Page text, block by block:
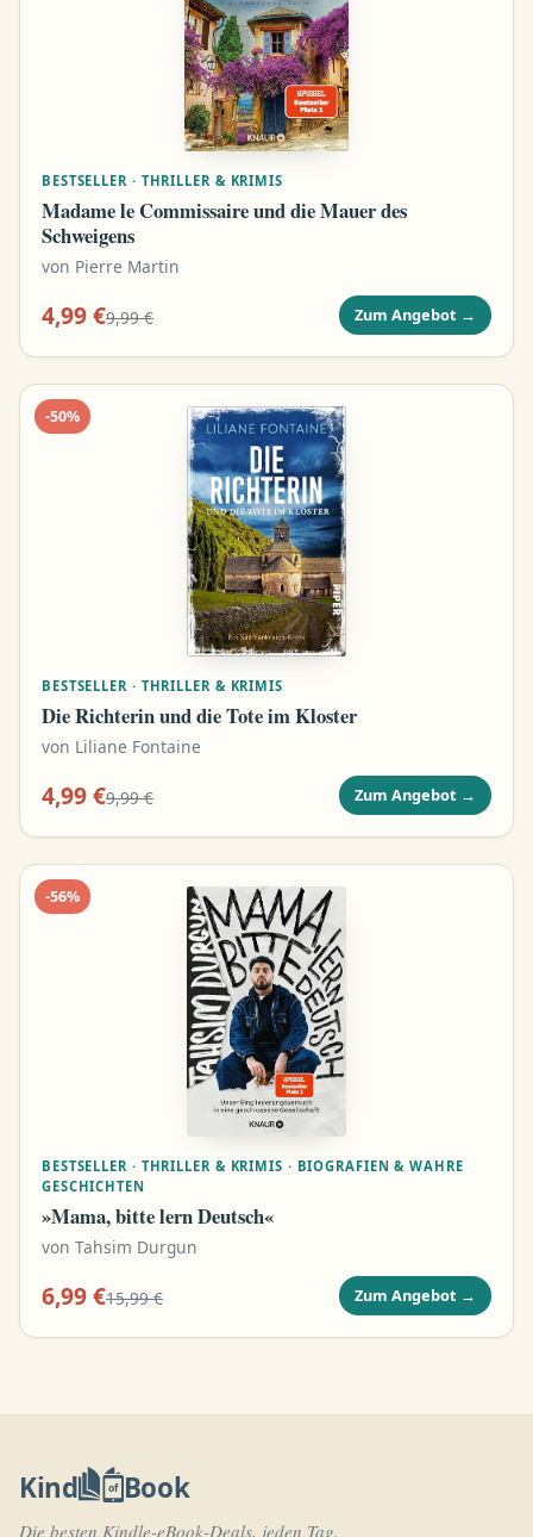
BESTSELLER · THRILLER & KRIMIS
Madame le Commissaire und die Mauer des
Schweigens
von Pierre Martin
4,99 €9,99 € Zum Angebot →
-50%
BESTSELLER · THRILLER & KRIMIS
Die Richterin und die Tote im Kloster
von Liliane Fontaine
4,99 €9,99 € Zum Angebot →
-56%
BESTSELLER · THRILLER & KRIMIS · BIOGRAFIEN & WAHRE
GESCHICHTEN
»Mama, bitte lern Deutsch«
von Tahsim Durgun
6,99 €15,99 € Zum Angebot →
Kind of Book
Die besten Kindle-eBook-Deals, jeden Tag.